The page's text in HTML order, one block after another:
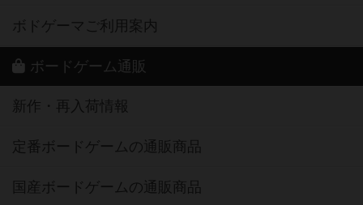
ボドゲーマご利用案内
ボードゲーム通販
新作・再入荷情報
定番ボードゲームの通販商品
国産ボードゲームの通販商品